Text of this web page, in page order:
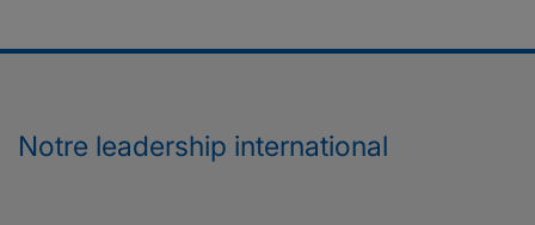
Notre leadership international